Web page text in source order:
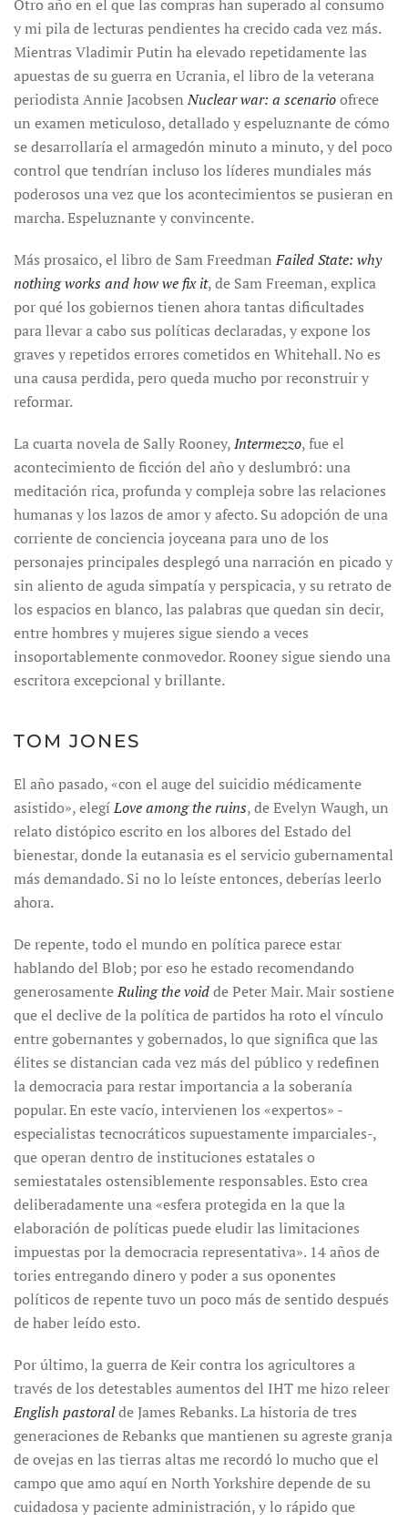
Otro año en el que las compras han superado al consumo
y mi pila de lecturas pendientes ha crecido cada vez más.
Mientras Vladimir Putin ha elevado repetidamente las
apuestas de su guerra en Ucrania, el libro de la veterana
periodista Annie JacobsenNuclear war: a scenarioofrece
un examen meticuloso, detallado y espeluznante de cómo
se desarrollaría el armagedón minuto a minuto, y del poco
control que tendrían incluso los líderes mundiales más
poderosos una vez que los acontecimientos se pusieran en
marcha. Espeluznante y convincente.
Más prosaico, el libro de Sam FreedmanFailed State: why
nothing works and how we fix it, de Sam Freeman, explica
por qué los gobiernos tienen ahora tantas dificultades
para llevar a cabo sus políticas declaradas, y expone los
graves y repetidos errores cometidos en Whitehall. No es
una causa perdida, pero queda mucho por reconstruir y
reformar.
La cuarta novela de Sally Rooney,Intermezzo, fue el
acontecimiento de ficción del año y deslumbró: una
meditación rica, profunda y compleja sobre las relaciones
humanas y los lazos de amor y afecto. Su adopción de una
corriente de conciencia joyceana para uno de los
personajes principales desplegó una narración en picado y
sin aliento de aguda simpatía y perspicacia, y su retrato de
los espacios en blanco, las palabras que quedan sin decir,
entre hombres y mujeres sigue siendo a veces
insoportablemente conmovedor. Rooney sigue siendo una
escritora excepcional y brillante.
TOM JONES
El año pasado, «con el auge del suicidio médicamente
asistido», elegíLove among the ruins, de Evelyn Waugh, un
relato distópico escrito en los albores del Estado del
bienestar, donde la eutanasia es el servicio gubernamental
más demandado. Si no lo leíste entonces, deberías leerlo
ahora.
De repente, todo el mundo en política parece estar
hablando del Blob; por eso he estado recomendando
generosamenteRuling the voidde Peter Mair. Mair sostiene
que el declive de la política de partidos ha roto el vínculo
entre gobernantes y gobernados, lo que significa que las
élites se distancian cada vez más del público y redefinen
la democracia para restar importancia a la soberanía
popular. En este vacío, intervienen los «expertos» -
especialistas tecnocráticos supuestamente imparciales-,
que operan dentro de instituciones estatales o
semiestatales ostensiblemente responsables. Esto crea
deliberadamente una «esfera protegida en la que la
elaboración de políticas puede eludir las limitaciones
impuestas por la democracia representativa». 14 años de
tories entregando dinero y poder a sus oponentes
políticos de repente tuvo un poco más de sentido después
de haber leído esto.
Por último, la guerra de Keir contra los agricultores a
través de los detestables aumentos del IHT me hizo releer
English pastoralde James Rebanks. La historia de tres
generaciones de Rebanks que mantienen su agreste granja
de ovejas en las tierras altas me recordó lo mucho que el
campo que amo aquí en North Yorkshire depende de su
cuidadosa y paciente administración, y lo rápido que